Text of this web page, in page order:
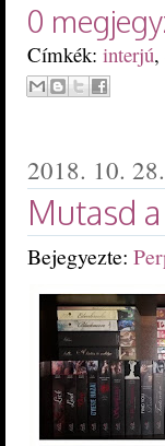
0
Címkék: interjú,
2018. 10. 28.
Mutasd
Bejegyezte: